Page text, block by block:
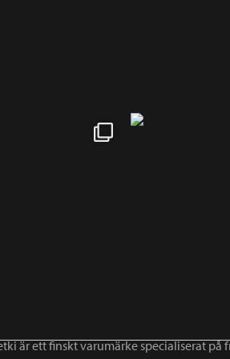
är ett finskt varumärke specialiserat på